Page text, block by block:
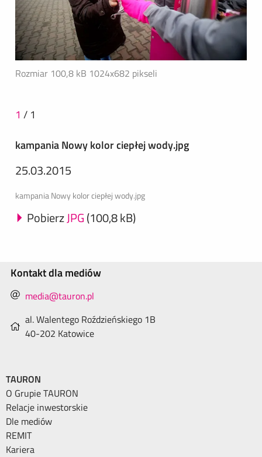
Rozmiar 100,8 kB 1024x682 pikseli
1 / 1
kampania Nowy kolor ciepłej wody.jpg
25.03.2015
kampania Nowy kolor ciepłej wody.jpg
PobierzJPG(100,8 kB)
Kontakt dla mediów
media@tauron.pl
al. Walentego Roździeńskiego 1B
40-202 Katowice
TAURON
O Grupie TAURON
Relacje inwestorskie
Dle mediów
REMIT
Kariera